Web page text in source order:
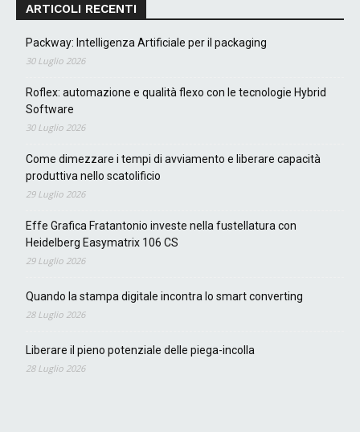
ARTICOLI RECENTI
Packway: Intelligenza Artificiale per il packaging
30 Luglio 2026
Roflex: automazione e qualità flexo con le tecnologie Hybrid
Software
30 Luglio 2026
Come dimezzare i tempi di avviamento e liberare capacità
produttiva nello scatolificio
29 Luglio 2026
Effe Grafica Fratantonio investe nella fustellatura con
Heidelberg Easymatrix 106 CS
29 Luglio 2026
Quando la stampa digitale incontra lo smart converting
28 Luglio 2026
Liberare il pieno potenziale delle piega-incolla
28 Luglio 2026